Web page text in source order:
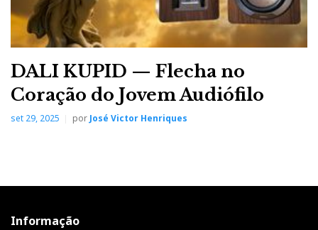
DALI KUPID — Flecha no
Coração do Jovem Audiófilo
set 29, 2025 porJosé Victor Henriques
Informação